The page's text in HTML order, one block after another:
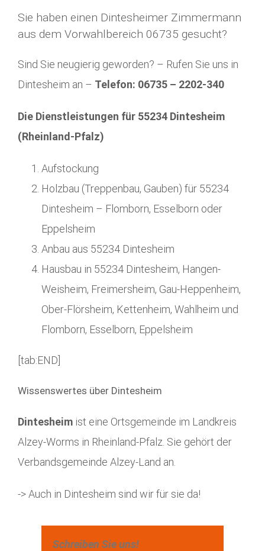
Sie haben einen Dintesheimer Zimmermann
aus dem Vorwahlbereich 06735 gesucht?
Sind Sie neugierig geworden? – Rufen Sie uns in
Dintesheim an – Telefon: 06735 – 2202-340
Die Dienstleistungen für 55234 Dintesheim
(Rheinland-Pfalz)
Aufstockung
Holzbau (Treppenbau, Gauben) für 55234
Dintesheim – Flomborn, Esselborn oder
Eppelsheim
Anbau aus 55234 Dintesheim
Hausbau in 55234 Dintesheim, Hangen-
Weisheim, Freimersheim, Gau-Heppenheim,
Ober-Flörsheim, Kettenheim, Wahlheim und
Flomborn, Esselborn, Eppelsheim
[tab:END]
Wissenswertes über Dintesheim
Dintesheim ist eine Ortsgemeinde im Landkreis
Alzey-Worms in Rheinland-Pfalz. Sie gehört der
Verbandsgemeinde Alzey-Land an.
-> Auch in Dintesheim sind wir für sie da!
Schreiben Sie uns!